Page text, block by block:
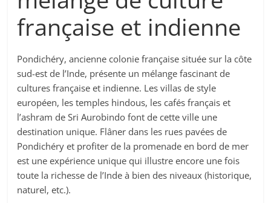
française et indienne
Pondichéry, ancienne colonie française située sur la côte
sud-est de l’Inde, présente un mélange fascinant de
cultures française et indienne. Les villas de style
européen, les temples hindous, les cafés français et
l’ashram de Sri Aurobindo font de cette ville une
destination unique. Flâner dans les rues pavées de
Pondichéry et profiter de la promenade en bord de mer
est une expérience unique qui illustre encore une fois
toute la richesse de l’Inde à bien des niveaux (historique,
naturel, etc.).